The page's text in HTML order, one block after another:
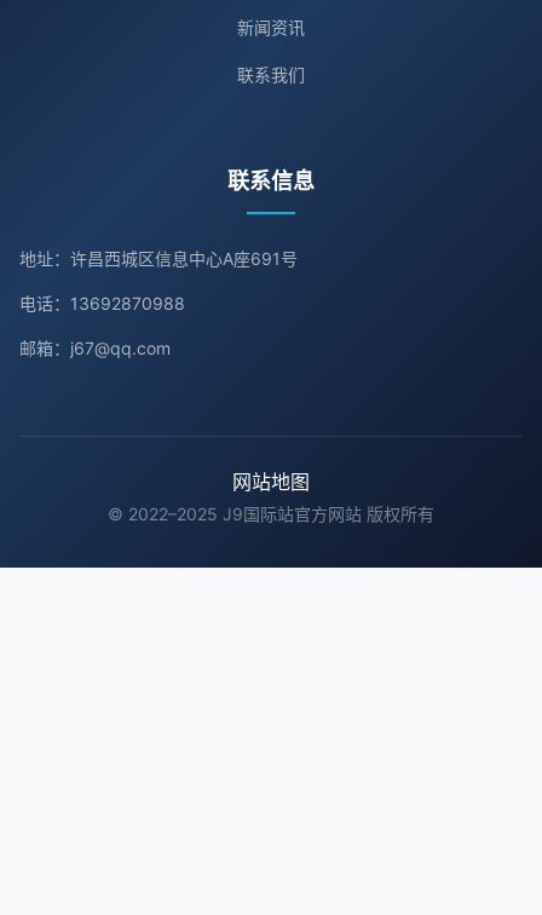
新闻资讯
联系我们
联系信息
地址：许昌西城区信息中心A座691号
电话：13692870988
邮箱：j67@qq.com
网站地图
© 2022–2025 J9国际站官方网站 版权所有